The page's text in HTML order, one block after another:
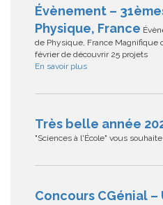
Évènement –
Physique, France
de Physique, France Magnifique
février de découvrir 25 projets
En savoir plus
Très belle année
"Sciences à l'École" vous
Concours CGénial –